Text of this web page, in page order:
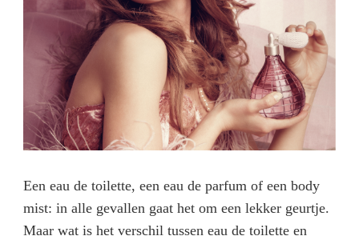
Een eau de toilette, een eau de parfum of een body
mist: in alle gevallen gaat het om een lekker geurtje.
Maar wat is het verschil tussen eau de toilette en